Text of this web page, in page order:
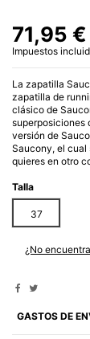
71,95 €
Impuestos
La zapatilla
zapatilla de
clásico de
superposiciones
versión de
Saucony, el cual
quieres en otro
Talla
37
¿No
GASTOS DE